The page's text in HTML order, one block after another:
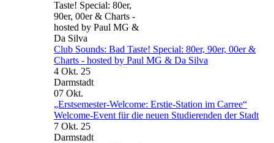
Club Sounds: Bad Taste! Special: 80er, 90er, 00er &
Charts - hosted by Paul MG & Da Silva
4 Okt. 25
Darmstadt
07 Okt.
„Erstsemester-Welcome: Erstie-Station im Carree“
Welcome-Event für die neuen Studierenden der Stadt
7 Okt. 25
Darmstadt